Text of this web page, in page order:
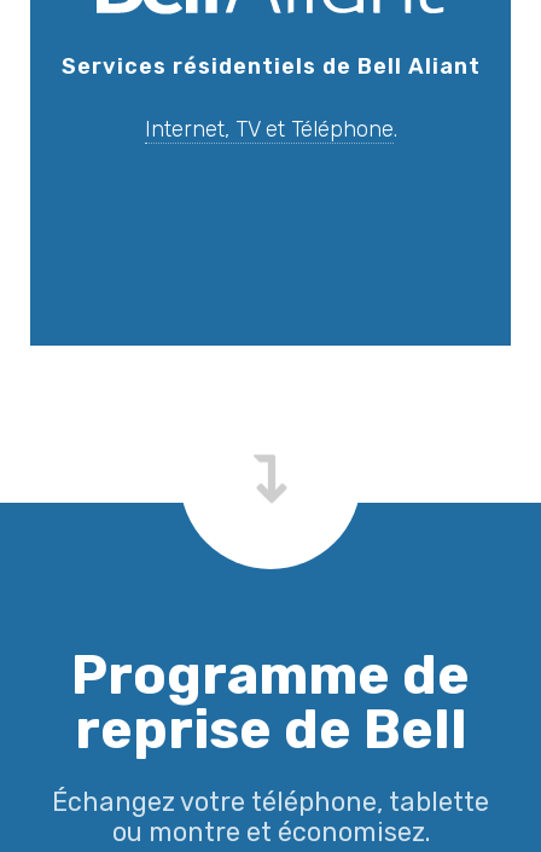
Services résidentiels de Bell Aliant
Internet, TV et Téléphone.
Programme de
reprise de Bell
Échangez votre téléphone, tablette
ou montre et économisez.